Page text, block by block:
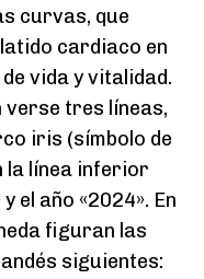
curvas, que
cardiaco en
vida y vitalidad.
verse tres líneas,
iris (símbolo de
la línea inferior
el año «2024». En
figuran las
siguientes: